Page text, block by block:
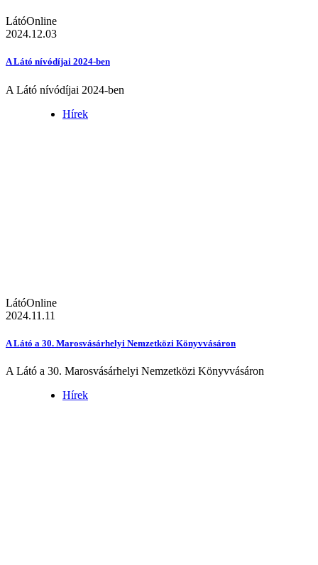
LátóOnline
2024.12.03
A Látó nívódíjai 2024-ben
A Látó nívódíjai 2024-ben
Hírek
LátóOnline
2024.11.11
A Látó a 30. Marosvásárhelyi Nemzetközi Könyvvásáron
A Látó a 30. Marosvásárhelyi Nemzetközi Könyvvásáron
Hírek